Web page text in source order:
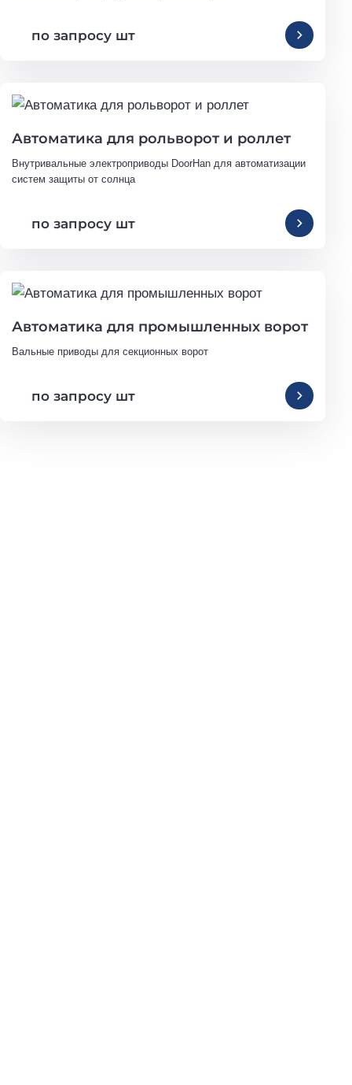
по запросу шт
Автоматика для рольворот и роллет
Внутривальные электроприводы DoorHan для автоматизации
систем защиты от солнца
по запросу шт
Автоматика для промышленных ворот
Вальные приводы для секционных ворот
по запросу шт